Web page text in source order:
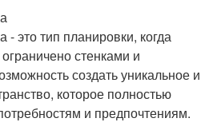
это тип планировки, когда
стенками и
создать уникальное и
которое полностью
и предпочтениям.